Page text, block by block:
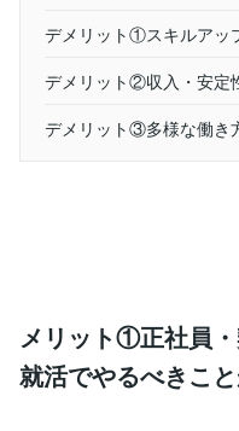
デメリット①スキルアッ
デメリット②収入・安定
デメリット③多様な働き
メリット①正社員
就活でやるべきこ